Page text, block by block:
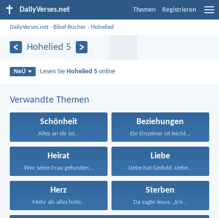
DailyVerses.net Themen Registrieren
DailyVerses.net › Bibel Bücher › Hohelied
Hohelied 5
NeÜ Lesen Sie Hohelied 5 online
Verwandte Themen
Schönheit
Alles an dir ist...
Beziehungen
Ein Einzelner ist leicht...
Heirat
Wer seine Frau gefunden...
Liebe
Liebe hat Geduld. Liebe...
Herz
Mehr als alles hüte...
Sterben
Da sagte Jesus: „Ich...